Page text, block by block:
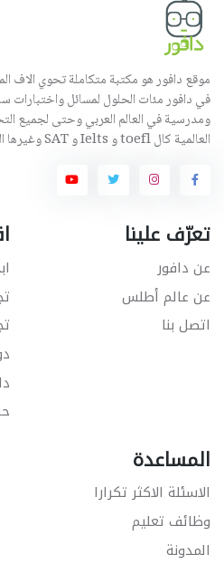
موقع دافور هو مكتبة متكاملة تحوي الاف
في دافور مئات الحلول لمسائل واختبارات
ومدرسية في العالم العربي وحتى لجميع
العالمية كال toefl و Ielts و SAT وغيرها الكثير.
تعرّف علينا
عن دافور
عن عالم أطلس
اتصل بنا
المساعدة
الاسئلة الاكثر تكرارا
وظائف تعليم
المدونة